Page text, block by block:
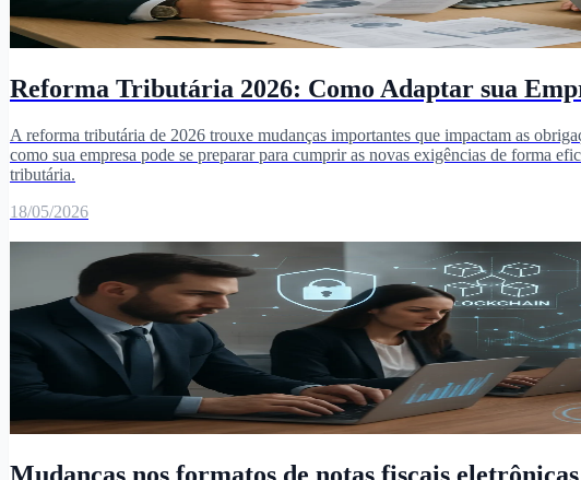
Reforma Tributária 2026: Como Adaptar sua
A reforma tributária de 2026 trouxe mudanças importantes que impactam as
como sua empresa pode se preparar para cumprir as novas exigências de forma
tributária.
18/05/2026